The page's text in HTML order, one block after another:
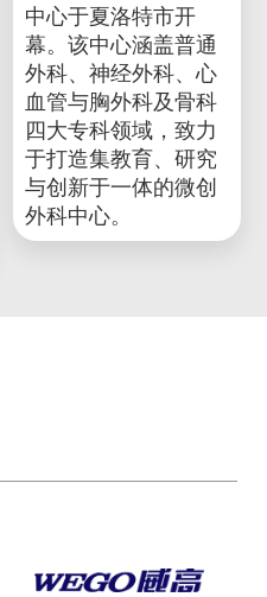
中心于夏洛特市开
幕。该中心涵盖普通
外科、神经外科、心
血管与胸外科及骨科
四大专科领域，致力
于打造集教育、研究
与创新于一体的微创
外科中心。